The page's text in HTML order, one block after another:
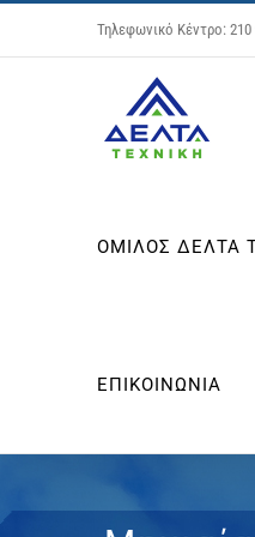
Τηλεφωνικό Κέντρο: 210
ΟΜΙΛΟΣ ΔΕΛΤΑ
ΕΠΙΚΟΙΝΩΝΙΑ